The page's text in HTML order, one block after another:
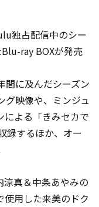
独占配信中のシー
ray BOXが発売
間に及んだシーズン
グ映像や、ミンジュ
による「きみセカで
録するほか、オー
涼真＆中条あやみの
用した来美のドク